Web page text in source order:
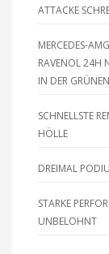
ATTACKE
MERCEDES-
RAVENOL 24H
IN DER
SCHNELLSTE
HÖLLE
DREIMAL
STARKE
UNBELOHNT